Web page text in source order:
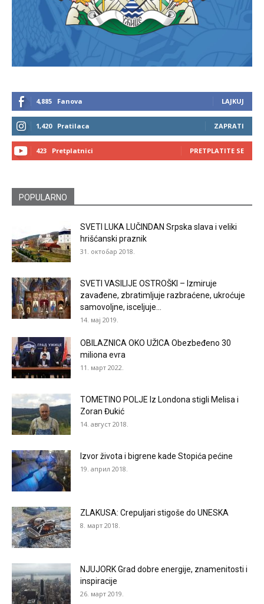
4,885 Fanova LAJKUJ
1,420 Pratilaca ZAPRATI
423 Pretplatnici PRETPLATITE SE
POPULARNO
SVETI LUKA LUČINDAN Srpska slava i veliki
hrišćanski praznik
31. октобар 2018.
SVETI VASILIJE OSTROŠKI – Izmiruje
zavađene, zbratimljuje razbraćene, ukroćuje
samovoljne, isceljuje...
14. мај 2019.
OBILAZNICA OKO UŽICA Obezbeđeno 30
miliona evra
11. март 2022.
TOMETINO POLJE Iz Londona stigli Melisa i
Zoran Đukić
14. август 2018.
Izvor života i bigrene kade Stopića pećine
19. април 2018.
ZLAKUSA: Crepuljari stigoše do UNESKA
8. март 2018.
NJUJORK Grad dobre energije, znamenitosti i
inspiracije
26. март 2019.